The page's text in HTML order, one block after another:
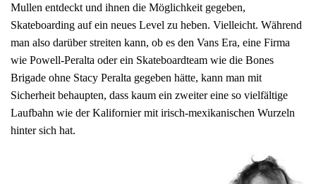
Mullen entdeckt und ihnen die Möglichkeit gegeben,
Skateboarding auf ein neues Level zu heben. Vielleicht. Während
man also darüber streiten kann, ob es den Vans Era, eine Firma
wie Powell-Peralta oder ein Skateboardteam wie die Bones
Brigade ohne Stacy Peralta gegeben hätte, kann man mit
Sicherheit behaupten, dass kaum ein zweiter eine so vielfältige
Laufbahn wie der Kalifornier mit irisch-mexikanischen Wurzeln
hinter sich hat.